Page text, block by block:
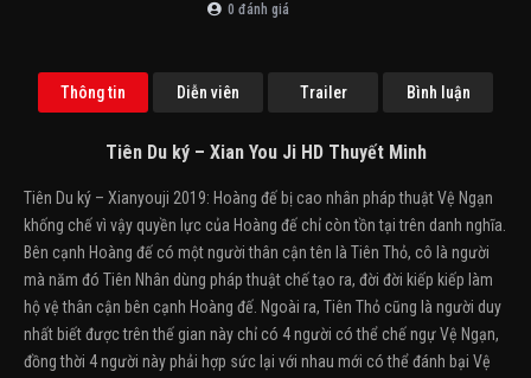
0 đánh giá
Thông tin Diễn viên Trailer Bình luận
Tiên Du ký – Xian You Ji HD Thuyết Minh
Tiên Du ký – Xianyouji 2019: Hoàng đế bị cao nhân pháp thuật Vệ Ngạn
khống chế vì vậy quyền lực của Hoàng đế chỉ còn tồn tại trên danh nghĩa.
Bên cạnh Hoàng đế có một người thân cận tên là Tiên Thỏ, cô là người
mà năm đó Tiên Nhân dùng pháp thuật chế tạo ra, đời đời kiếp kiếp làm
hộ vệ thân cận bên cạnh Hoàng đế. Ngoài ra, Tiên Thỏ cũng là người duy
nhất biết được trên thế gian này chỉ có 4 người có thể chế ngự Vệ Ngạn,
đồng thời 4 người này phải hợp sức lại với nhau mới có thể đánh bại Vệ